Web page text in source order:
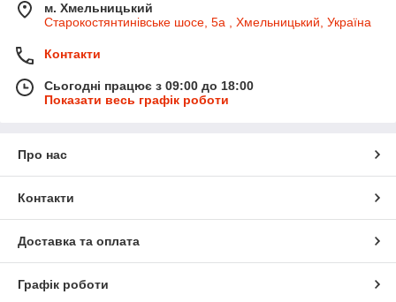
м. Хмельницький
Старокостянтинівське шосе, 5а , Хмельницький, Україна
Контакти
Сьогодні працює з 09:00 до 18:00
Показати весь графік роботи
Про нас
Контакти
Доставка та оплата
Графік роботи